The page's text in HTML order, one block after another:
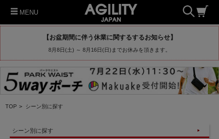
MENU
【お盆期間に伴う休業に関するするお知らせ】
8月8日(土) ～ 8月16日(日)までお休みを頂きます。
TOP > シーン別に探す
シーン別に探す